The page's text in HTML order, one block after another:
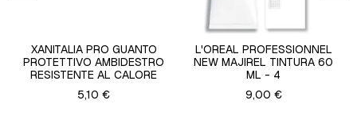
XANITALIA PRO GUANTO
PROTETTIVO AMBIDESTRO
RESISTENTE AL CALORE
5,10 €
L'OREAL PROFESSIONNEL
NEW MAJIREL TINTURA 60
ML - 4
9,00 €